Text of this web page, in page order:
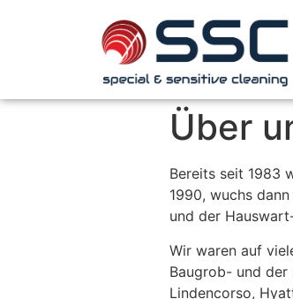
Über
Bereits seit 1983
1990, wuchs
und der
Wir waren auf
Baugrob- und der
Lindencorso,